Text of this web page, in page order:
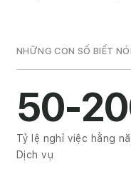
NHỮNG CON SỐ BIẾT NÓI
50-
Tỷ lệ nghỉ việc hằng
Dịch vụ